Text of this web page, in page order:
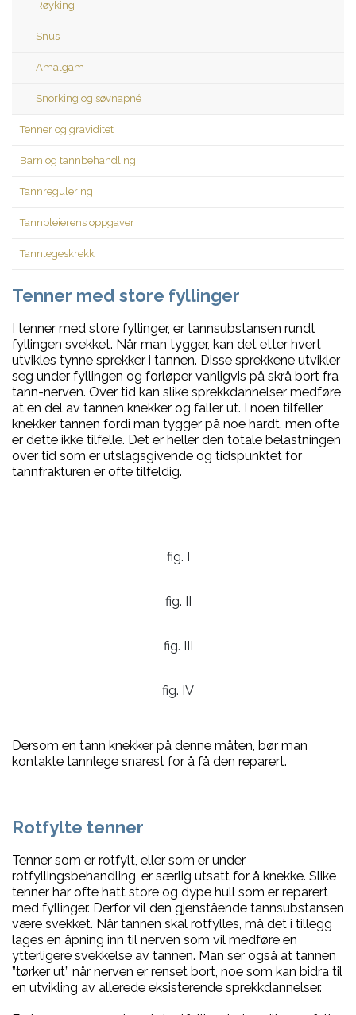
Røyking
Snus
Amalgam
Snorking og søvnapné
Tenner og graviditet
Barn og tannbehandling
Tannregulering
Tannpleierens oppgaver
Tannlegeskrekk
Tenner med store fyllinger
I tenner med store fyllinger, er tannsubstansen rundt
fyllingen svekket. Når man tygger, kan det etter hvert
utvikles tynne sprekker i tannen. Disse sprekkene utvikler
seg under fyllingen og forløper vanligvis på skrå bort fra
tann-nerven. Over tid kan slike sprekkdannelser medføre
at en del av tannen knekker og faller ut. I noen tilfeller
knekker tannen fordi man tygger på noe hardt, men ofte
er dette ikke tilfelle. Det er heller den totale belastningen
over tid som er utslagsgivende og tidspunktet for
tannfrakturen er ofte tilfeldig.
fig. I
fig. II
fig. III
fig. IV
Dersom en tann knekker på denne måten, bør man
kontakte tannlege snarest for å få den reparert.
Rotfylte tenner
Tenner som er rotfylt, eller som er under
rotfyllingsbehandling, er særlig utsatt for å knekke. Slike
tenner har ofte hatt store og dype hull som er reparert
med fyllinger. Derfor vil den gjenstående tannsubstansen
være svekket. Når tannen skal rotfylles, må det i tillegg
lages en åpning inn til nerven som vil medføre en
ytterligere svekkelse av tannen. Man ser også at tannen
”tørker ut” når nerven er renset bort, noe som kan bidra til
en utvikling av allerede eksisterende sprekkdan­nelser.